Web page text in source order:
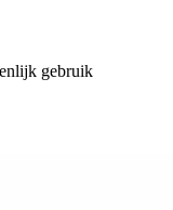
gebruik